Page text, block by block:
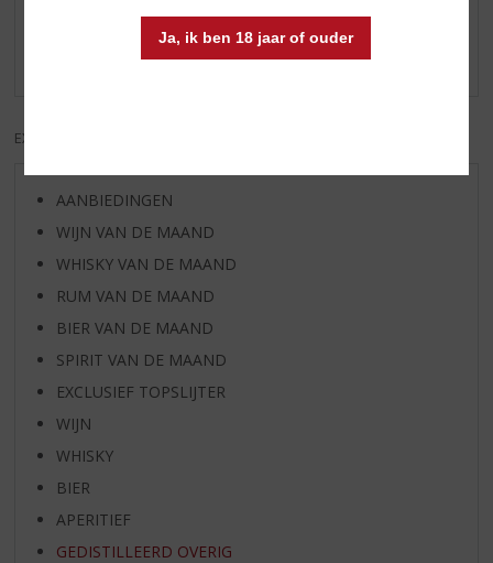
Ja, ik ben 18 jaar of ouder
Schrijf een review
Er zijn nog geen reviews geplaatst voor dit product
EXCL. BTW
AANBIEDINGEN
WIJN VAN DE MAAND
WHISKY VAN DE MAAND
RUM VAN DE MAAND
BIER VAN DE MAAND
SPIRIT VAN DE MAAND
EXCLUSIEF TOPSLIJTER
WIJN
WHISKY
BIER
APERITIEF
GEDISTILLEERD OVERIG